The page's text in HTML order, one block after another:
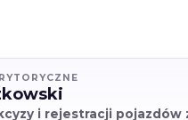
i rejestracji pojazdów